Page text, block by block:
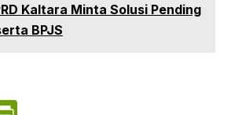
Kaltara Minta Solusi Pending
BPJS